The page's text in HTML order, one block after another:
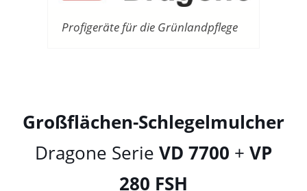
Profigeräte für die Grünlandpflege
Großflächen-Schlegelmulcher
Dragone Serie VD 7700 + VP
280 FSH